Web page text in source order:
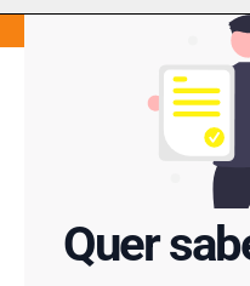
Quer